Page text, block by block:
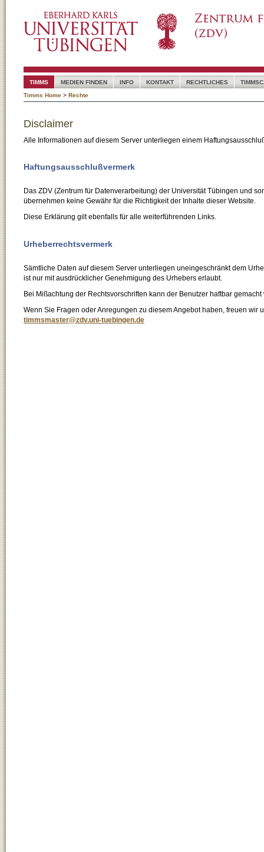
TIMMS MEDIEN FINDEN INFO KONTAKT RECHTLICHES
Timms Home > Rechte
Disclaimer
Alle Informationen auf diesem Server unterliegen einem
Haftungsausschlußvermerk
Das ZDV (Zentrum für Datenverarbeitung) der Universität Tübingen und
übernehmen keine Gewähr für die Richtigkeit der Inhalte dieser Website.
Diese Erklärung gilt ebenfalls für alle weiterführenden Links.
Urheberrechtsvermerk
Sämtliche Daten auf diesem Server unterliegen uneingeschränkt dem
ist nur mit ausdrücklicher Genehmigung des Urhebers erlaubt.
Bei Mißachtung der Rechtsvorschriften kann der Benutzer haftbar gemacht
Wenn Sie Fragen oder Anregungen zu diesem Angebot haben, freuen wir
timmsmaster@zdv.uni-tuebingen.de